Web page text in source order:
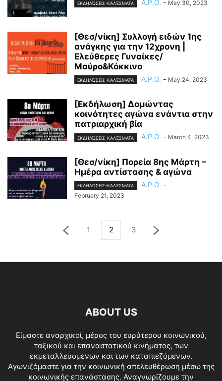
ΕΚΔΗΛΏΣΕΙΣ-ΚΑΛΈΣΜΑΤΑ A.P.O. - May 30, 2023
[Θεσ/νίκη] Συλλογή ειδών 1ης
ανάγκης για την 12χρονη |
Ελεύθερες Γυναίκες/
Μαύρο&Κόκκινο
ΕΚΔΗΛΏΣΕΙΣ-ΚΑΛΈΣΜΑΤΑ A.P.O. - May 24, 2023
[Εκδήλωση] Δομώντας
κοινότητες αγώνα ενάντια στην
πατριαρχική βία
ΕΚΔΗΛΏΣΕΙΣ-ΚΑΛΈΣΜΑΤΑ A.P.O. - March 4, 2023
[Θεσ/νίκη] Πορεία 8ης Μάρτη –
Ημέρα αντίστασης & αγώνα
ΕΚΔΗΛΏΣΕΙΣ-ΚΑΛΈΣΜΑΤΑ A.P.O. -
February 21, 2023
1 2 3
ABOUT US
Είμαστε αναρχικοί, μέρος του ευρύτερου κοινωνικού,
ταξικού και επαναστατικού κινήματος, των
εκμεταλλευομένων και των καταπιεζόμενων.
Αγωνιζόμαστε για την κοινωνική απελευθέρωση μέσω της
κοινωνικής επανάστασης. Αναγνωρίζουμε την